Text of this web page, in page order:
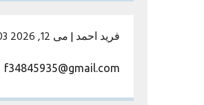
فرید احمد |می 12, 2026 at 11:03 ب.ظ
f34845935@gmail.com